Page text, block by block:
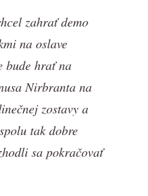
zahrať demo
na oslave
bude hrať na
Nirbranta na
zostavy a
tak dobre
sa pokračovať